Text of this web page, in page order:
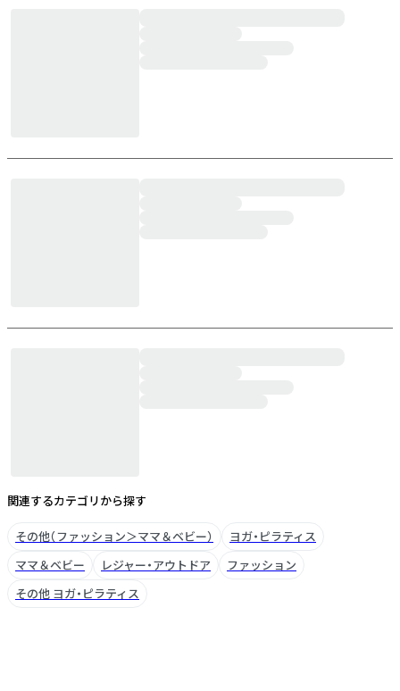
関連するカテゴリから探す
その他（ファッション＞ママ＆ベビー）
ヨガ・ピラティス
ママ＆ベビー
レジャー・アウトドア
ファッション
その他 ヨガ・ピラティス